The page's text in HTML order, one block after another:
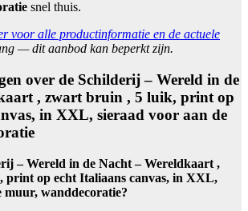
snel thuis.
voor alle productinformatie en de actuele
— dit aanbod kan beperkt zijn.
over de Schilderij – Wereld in de
, zwart bruin , 5 luik, print op
in XXL, sieraad voor aan de
– Wereld in de Nacht – Wereldkaart ,
op echt Italiaans canvas, in XXL,
muur, wanddecoratie?